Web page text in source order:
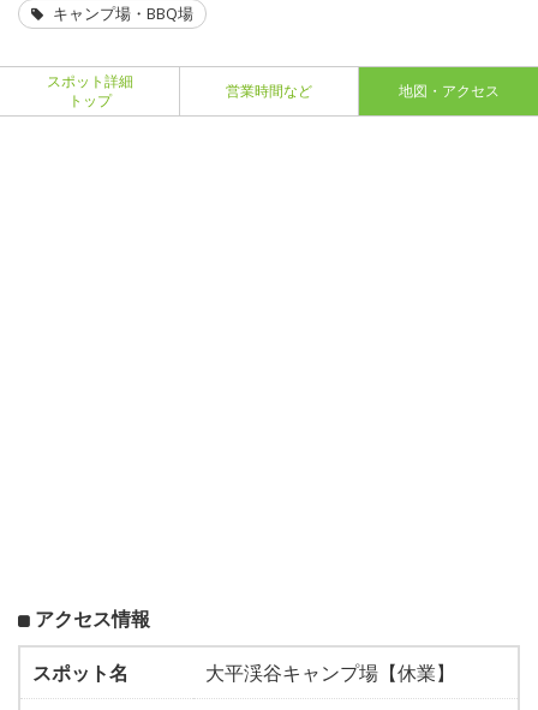
キャンプ場・BBQ場
スポット詳細
トップ
営業時間など 地図・アクセス
アクセス情報
スポット名
大平渓谷キャンプ場【休業】